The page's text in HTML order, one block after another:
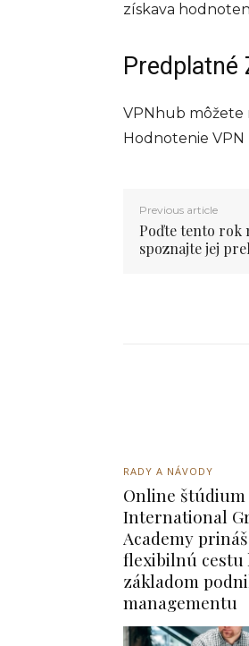
získava
Predplatné
VPNhub môžete
Hodnotenie
Previous article
Poďte tento rok
spoznajte jej
RADY A NÁVODY
Online štúdium
International
Academy
flexibilnú cestu
základom
managementu